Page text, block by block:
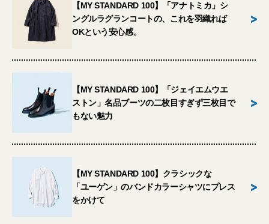
【MY STANDARD 100】「アナトミカ」シ
ングルラグランコートの、これを羽織れば
OKという安心感。
>
【MY STANDARD 100】「ジェイエムウエ
ストン」名品ブーツの二枚目すぎず三枚目で
もない魅力
>
【MY STANDARD 100】クラシックな
「ユーゲン」のバンドカラーシャツにプレス
をかけて
>